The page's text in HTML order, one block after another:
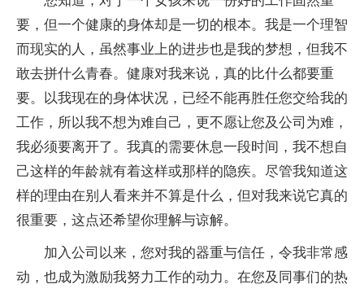
要，但一个健康的身体却是一切的根本。我是一个理智
而现实的人，虽然事业上的进步也是我的梦想，但我不
敢去拼什么青春。健康对我来说，真的比什么都要重
要。以我现在的身体状况，已经不能再胜任您交给我的
工作，所以我不想为难自己，更不愿让您及公司为难，
我必须要离开了。我真的需要休息一段时间，我不想自
己这样的年龄就有着这样或那样的隐疾。尽管我知道这
样的理由在别人看来并不算是什么，但对我来说它真的
很重要，这点还希望你理解与谅解。
加入公司以来，您对我的器重与信任，令我非常感
动，也成为激励我努力工作的动力。在您及同事们的热